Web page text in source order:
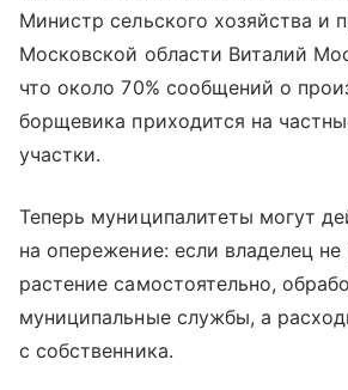
Министр сельского хозяйства и
Московской области Виталий
что около 70% сообщений о
борщевика приходится на
участки.
Теперь муниципалитеты могут
на опережение: если владелец
растение самостоятельно,
муниципальные службы, а
с собственника.